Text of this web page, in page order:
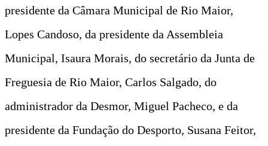
presidente da Câmara Municipal de Rio Maior,
Lopes Candoso, da presidente da Assembleia
Municipal, Isaura Morais, do secretário da Junta de
Freguesia de Rio Maior, Carlos Salgado, do
administrador da Desmor, Miguel Pacheco, e da
presidente da Fundação do Desporto, Susana Feitor,